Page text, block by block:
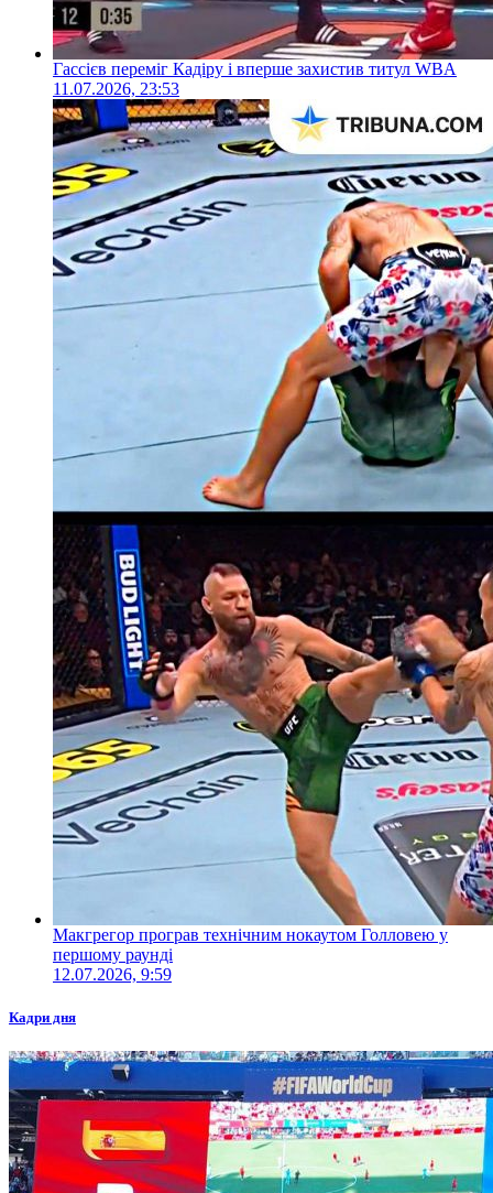
Гассієв переміг Кадіру і вперше захистив титул WBA
11.07.2026, 23:53
Макгрегор програв технічним нокаутом Голловею у
першому раунді
12.07.2026, 9:59
Кадри дня